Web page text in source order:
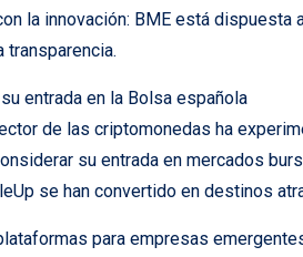
la innovación: BME está
transparencia.
entrada en la Bolsa española
de las criptomonedas ha
su entrada en mercados
se han convertido en destinos
para empresas